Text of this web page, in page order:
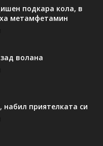
подкара кола, в
метамфетамин
волана
приятелката си